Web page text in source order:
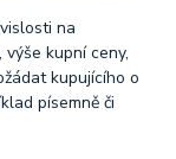
na
kupní ceny,
kupujícího o
písemně či